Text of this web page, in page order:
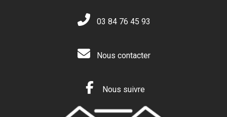
03 84 76 45 93
Nous contacter
Nous suivre